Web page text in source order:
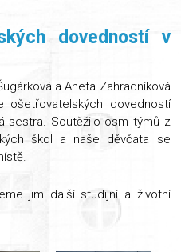
dovedností v
a Aneta Zahradníková
ošetřovatelských dovedností
sestra. Soutěžilo osm týmů z
škol a naše děvčata se
jim další studijní a životní